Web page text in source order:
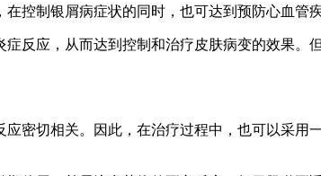
控制银屑病症状的同时，也可达到预防心血管
反应，从而达到控制和治疗皮肤病变的效果
密切相关。因此，在治疗过程中，也可以采